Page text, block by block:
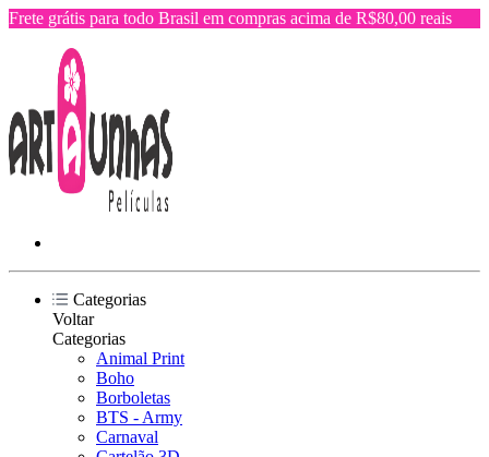
Frete grátis para todo Brasil em compras acima de R$80,00 reais
Categorias
Voltar
Categorias
Animal Print
Boho
Borboletas
BTS - Army
Carnaval